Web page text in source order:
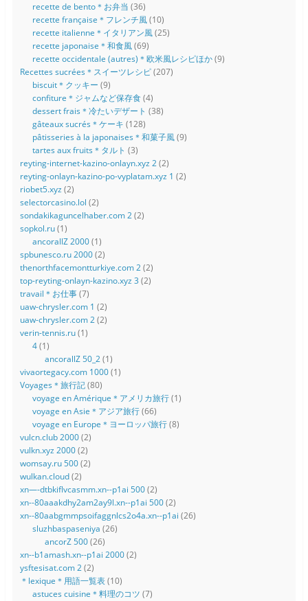
recette de bento＊お弁当 (36)
recette française＊フレンチ風(10)
recette italienne＊イタリアン風(25)
recette japonaise＊和食風(69)
recette occidentale (autres)＊欧米風レシピほか(9)
Recettes sucrées＊スイーツレシピ(207)
biscuit＊クッキー (9)
confiture＊ジャムなど保存食(4)
dessert frais＊冷たいデザート (38)
gâteaux sucrés＊ケーキ (128)
pâtisseries à la japonaises＊和菓子風(9)
tartes aux fruits＊タルト (3)
reyting-internet-kazino-onlayn.xyz 2(2)
reyting-onlayn-kazino-po-vyplatam.xyz 1 (2)
riobet5.xyz (2)
selectorcasino.lol (2)
sondakikaguncelhaber.com 2(2)
sopkol.ru(1)
ancorallZ 2000(1)
spbunesco.ru 2000(2)
thenorthfacemontturkiye.com 2(2)
top-reyting-onlayn-kazino.xyz 3 (2)
travail＊お仕事(7)
uaw-chrysler.com 1 (2)
uaw-chrysler.com 2(2)
verin-tennis.ru(1)
4(1)
ancorallZ 50_2(1)
vivaortegacy.com 1000(1)
Voyages＊旅行記(80)
voyage en Amérique＊アメリカ旅行(1)
voyage en Asie＊アジア旅行(66)
voyage en Europe＊ヨーロッパ旅行(8)
vulcn.club 2000(2)
vulkn.xyz 2000(2)
womsay.ru 500(2)
wulkan.cloud(2)
xn—-dtbkiflvcasmm.xn--p1ai 500(2)
xn--80aaakdhy2am2ay9l.xn--p1ai 500(2)
xn--80aabgmmpsoifaggnlcs2o4a.xn--p1ai (26)
sluzhbaspaseniya (26)
ancorZ 500(26)
xn--b1amash.xn--p1ai 2000(2)
ysftesisat.com 2(2)
＊lexique＊用語一覧表(10)
astuces cuisine＊料理のコツ (7)